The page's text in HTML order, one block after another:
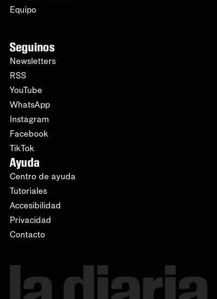
Equipo
Seguinos
Newsletters
RSS
YouTube
WhatsApp
Instagram
Facebook
TikTok
Ayuda
Centro de ayuda
Tutoriales
Accesibilidad
Privacidad
Contacto